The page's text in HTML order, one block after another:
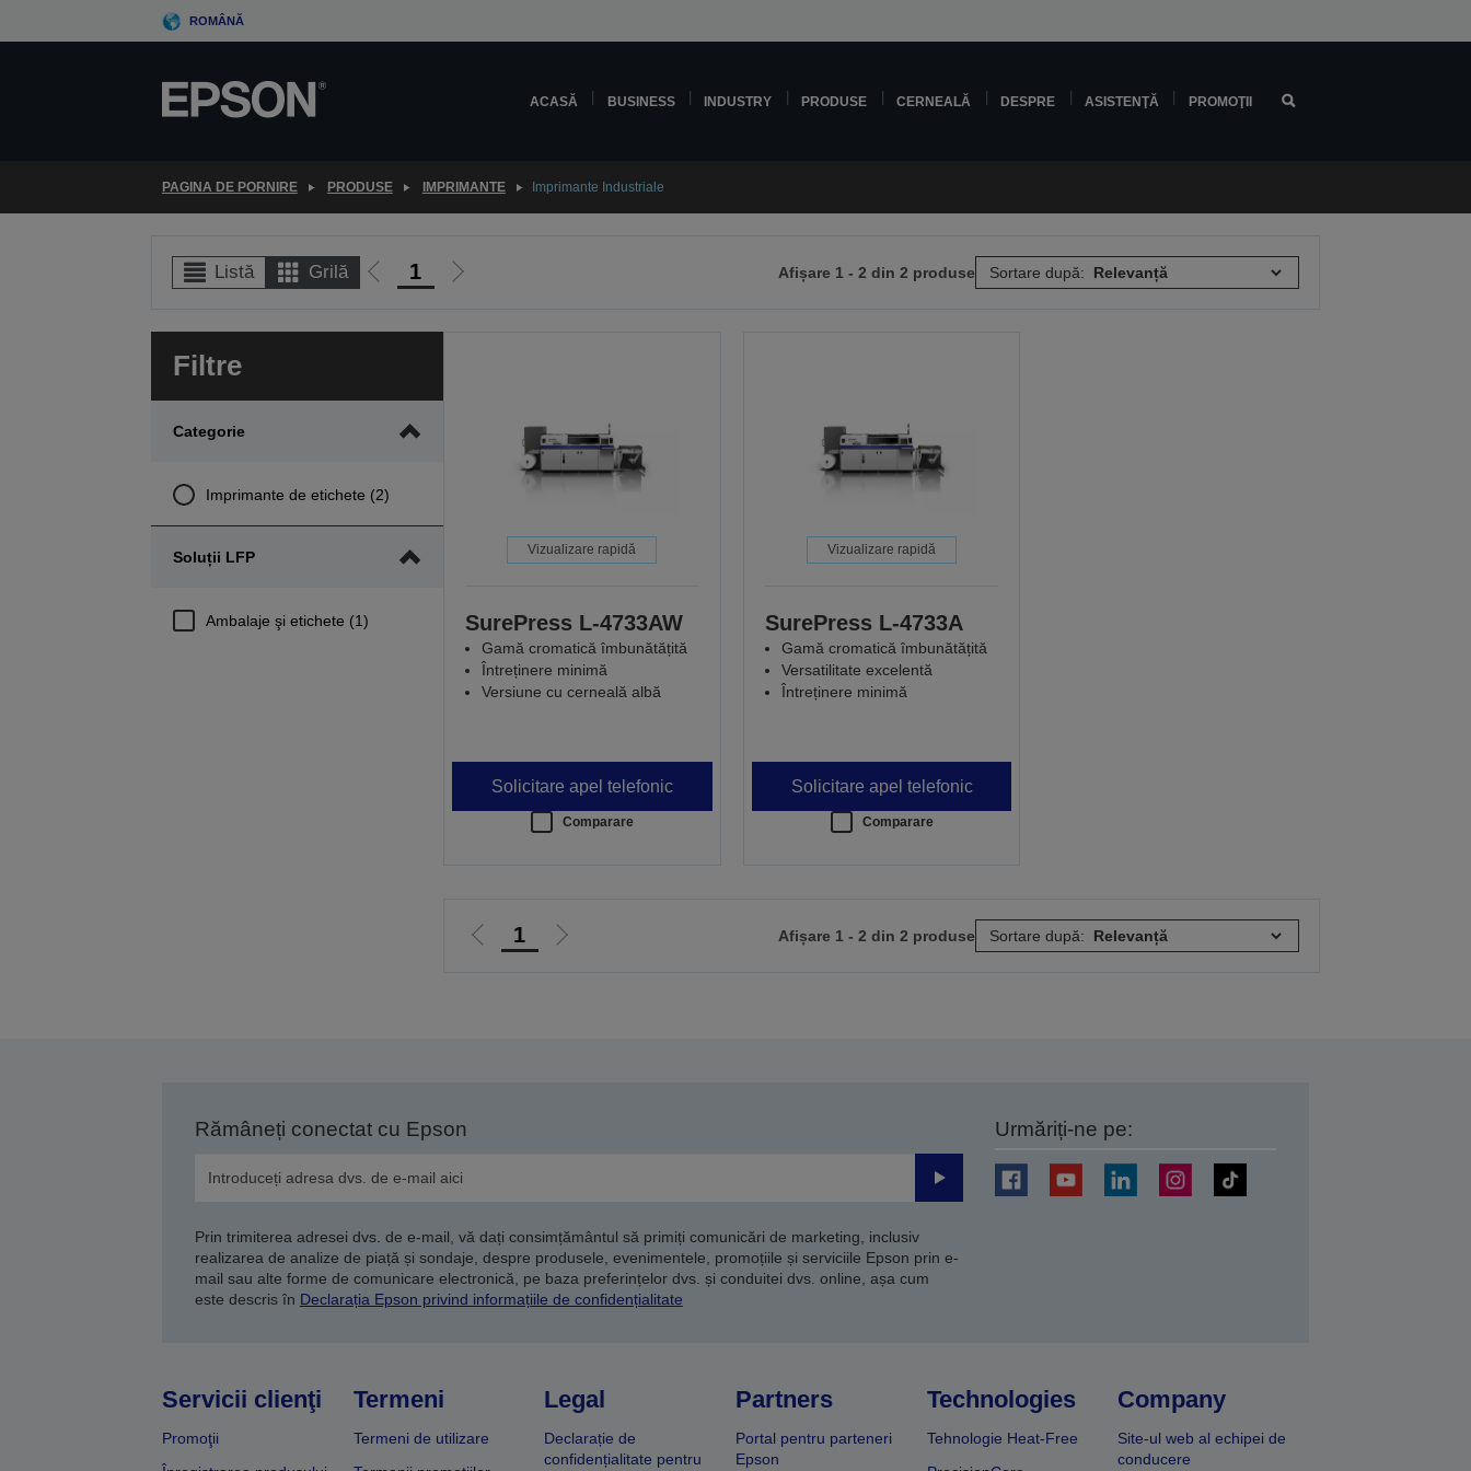
to
ROMÂNĂ
ACASĂ BUSINESS INDUSTRY PRODUSE CERNEALĂ DESPRE ASISTENŢĂ PROMOŢII
PAGINA DE PORNIRE PRODUSE IMPRIMANTE Imprimante Industriale
Listă Grilă
Mergi
pagina
1
Mergi
Afișare 1 - 2 din 2 produse Sortare după:
Filtre
Categorie
Imprimante de etichete (2)
Soluții LFP
Ambalaje şi etichete (1)
Vizualizare rapidă
SurePress L-4733AW
Gamă cromatică îmbunătățită
Întreținere minimă
Versiune cu cerneală albă
Solicitare apel telefonic
Comparare
Vizualizare rapidă
SurePress L-4733A
Gamă cromatică îmbunătățită
Versatilitate excelentă
Întreținere minimă
Solicitare apel telefonic
Comparare
Mergi
1
Mergi
Afișare 1 - 2 din 2 produse Sortare după:
Rămâneți conectat cu Epson
Trimiteți
Prin trimiterea adresei dvs. de e-mail, vă dați consimțământul să primiți comunicări de marketing, inclusiv
realizarea de analize de piață și sondaje, despre produsele, evenimentele, promoțiile și serviciile Epson prin e-
mail sau alte forme de comunicare electronică, pe baza preferințelor dvs. și conduitei dvs. online, așa cum
este descris în Declarația Epson privind informațiile de confidențialitate
Urmăriți-ne pe:
Servicii clienţi
Promoţii
Termeni
Termeni de utilizare
Legal
Declarație de
confidențialitate pentru
Partners
Portal pentru parteneri
Epson
Technologies
Tehnologie Heat-Free
Company
Site-ul web al echipei de
conducere